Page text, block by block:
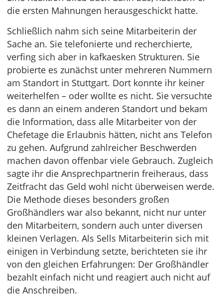
die ersten Mahnungen herausgeschickt hatte.
Schließlich nahm sich seine Mitarbeiterin der
Sache an. Sie telefonierte und recherchierte,
verfing sich aber in kafkaesken Strukturen. Sie
probierte es zunächst unter mehreren Nummern
am Standort in Stuttgart. Dort konnte ihr keiner
weiterhelfen – oder wollte es nicht. Sie versuchte
es dann an einem anderen Standort und bekam
die Information, dass alle Mitarbeiter von der
Chefetage die Erlaubnis hätten, nicht ans Telefon
zu gehen. Aufgrund zahlreicher Beschwerden
machen davon offenbar viele Gebrauch. Zugleich
sagte ihr die Ansprechpartnerin freiheraus, dass
Zeitfracht das Geld wohl nicht überweisen werde.
Die Methode dieses besonders großen
Großhändlers war also bekannt, nicht nur unter
den Mitarbeitern, sondern auch unter diversen
kleinen Verlagen. Als Sells Mitarbeiterin sich mit
einigen in Verbindung setzte, berichteten sie ihr
von den gleichen Erfahrungen: Der Großhändler
bezahlt einfach nicht und reagiert auch nicht auf
die Anschreiben.